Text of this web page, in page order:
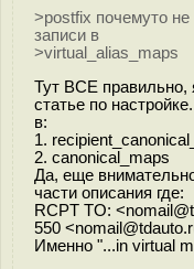
>postfix почемуто
записи в
>virtual_alias_maps
Тут ВСЕ правильно,
статье по
в:
1.
2. canonical_maps
Да, еще
части описания где:
RCPT TO:
550
Именно "...in virtual